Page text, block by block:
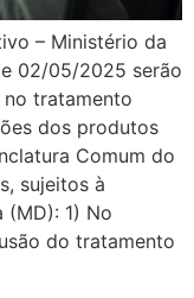
– Ministério da
02/05/2025 serão
tratamento
dos produtos
Comum do
sujeitos à
(MD): 1) No
do tratamento